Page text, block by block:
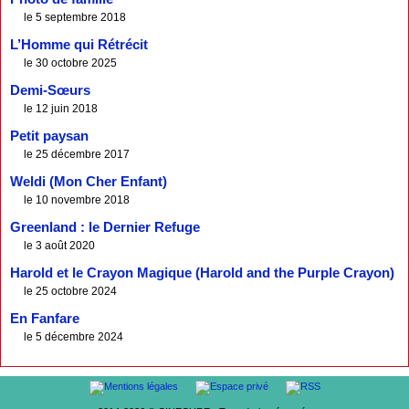
le 5 septembre 2018
L’Homme qui Rétrécit
le 30 octobre 2025
Demi-Sœurs
le 12 juin 2018
Petit paysan
le 25 décembre 2017
Weldi (Mon Cher Enfant)
le 10 novembre 2018
Greenland : le Dernier Refuge
le 3 août 2020
Harold et le Crayon Magique (Harold and the Purple Crayon)
le 25 octobre 2024
En Fanfare
le 5 décembre 2024